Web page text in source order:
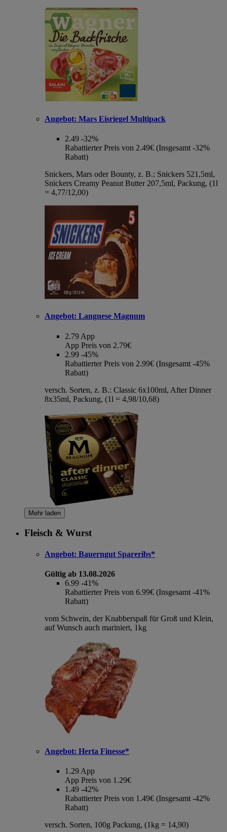
Angebot: Mars Eisriegel Multipack
2.49 -32%
Rabattierter Preis von 2.49€ (Insgesamt -32%
Rabatt)
Snickers, Mars oder Bounty, z. B.: Snickers 521,5ml,
Snickers Creamy Peanut Butter 207,5ml, Packung, (1l
= 4,77/12,00)
Angebot: Langnese Magnum
2.79 App
App Preis von 2.79€
2.99 -45%
Rabattierter Preis von 2.99€ (Insgesamt -45%
Rabatt)
versch. Sorten, z. B.: Classic 6x100ml, After Dinner
8x35ml, Packung, (1l = 4,98/10,68)
Mehr laden
Fleisch & Wurst
Angebot: Bauerngut Spareribs*
Gültig ab 13.08.2026
6.99 -41%
Rabattierter Preis von 6.99€ (Insgesamt -41%
Rabatt)
vom Schwein, der Knabberspaß für Groß und Klein,
auf Wunsch auch mariniert, 1kg
Angebot: Herta Finesse*
1.29 App
App Preis von 1.29€
1.49 -42%
Rabattierter Preis von 1.49€ (Insgesamt -42%
Rabatt)
versch. Sorten, 100g Packung, (1kg = 14,90)